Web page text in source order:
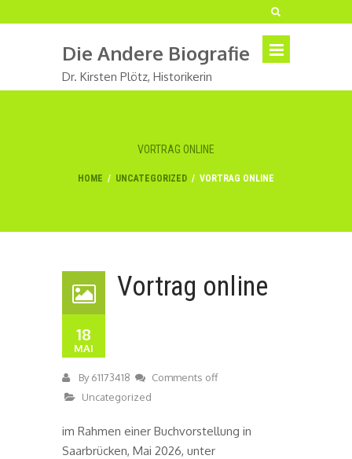
Die Andere Biografie
Dr. Kirsten Plötz, Historikerin
VORTRAG ONLINE
HOME / UNCATEGORIZED / VORTRAG ONLINE
18
MAI
Vortrag online
By61173418
Comments off
Uncategorized
im Rahmen einer Buchvorstellung in
Saarbrücken, Mai 2026, unter